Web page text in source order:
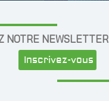
NOTRE NEWSLETTER
Inscrivez-vous